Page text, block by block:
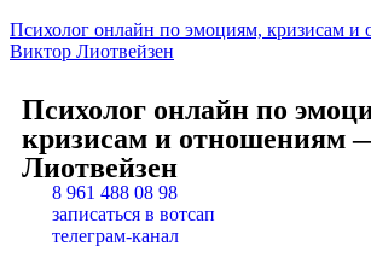
Психолог онлайн по эмоциям, кризисам
Виктор Лиотвейзен
Психолог онлайн по
кризисам и отношениям
Лиотвейзен
8 961 488 08 98
записаться в вотсап
телеграм-канал